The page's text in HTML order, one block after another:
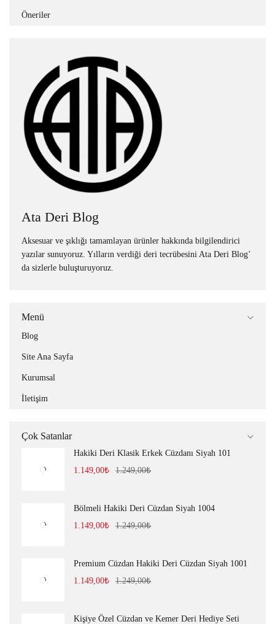
Öneriler
Ata Deri Blog
Aksesuar ve şıklığı tamamlayan ürünler hakkında bilgilendirici
yazılar sunuyoruz. Yılların verdiği deri tecrübesini Ata Deri Blog’
da sizlerle buluşturuyoruz.
Menü
Blog
Site Ana Sayfa
Kurumsal
İletişim
Çok Satanlar
Hakiki Deri Klasik Erkek Cüzdanı Siyah 101
1.249,00₺
1.149,00₺
Bölmeli Hakiki Deri Cüzdan Siyah 1004
1.249,00₺
1.149,00₺
Premium Cüzdan Hakiki Deri Cüzdan Siyah 1001
1.249,00₺
1.149,00₺
Kişiye Özel Cüzdan ve Kemer Deri Hediye Seti